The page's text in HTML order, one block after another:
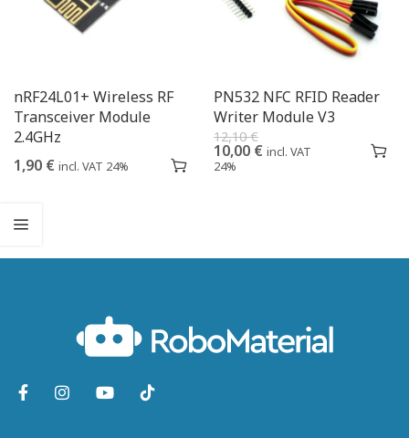
nRF24L01+ Wireless RF
Transceiver Module
2.4GHz
1,90 € incl. VAT 24%
PN532 NFC RFID Reader
Writer Module V3
12,10€
10,00 € incl. VAT
24%